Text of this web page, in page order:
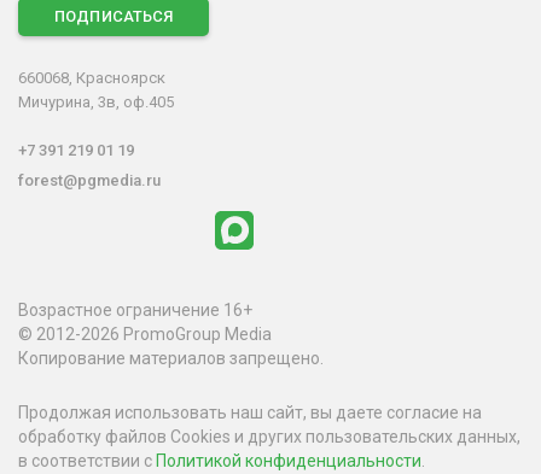
ПОДПИСАТЬСЯ
660068, Красноярск
Мичурина, 3в, оф.405
+7 391 219 01 19
forest@pgmedia.ru
Возрастное ограничение 16+
© 2012-2026 PromoGroup Media
Копирование материалов запрещено.
Продолжая использовать наш сайт, вы даете согласие на
обработку файлов Cookies и других пользовательских данных,
в соответствии с Политикой конфиденциальности